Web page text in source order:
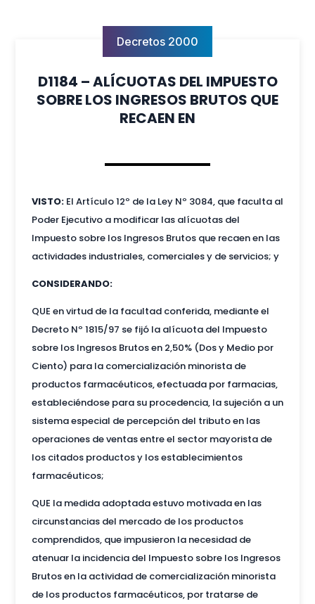
Decretos 2000
D1184 – ALÍCUOTAS DEL IMPUESTO
SOBRE LOS INGRESOS BRUTOS QUE
RECAEN EN
VISTO:El Artículo 12º de la Ley Nº 3084, que faculta al
Poder Ejecutivo a modificar las alícuotas del
Impuesto sobre los Ingresos Brutos que recaen en las
actividades industriales, comerciales y de servicios; y
CONSIDERANDO:
QUE en virtud de la facultad conferida, mediante el
Decreto Nº 1815/97 se fijó la alícuota del Impuesto
sobre los Ingresos Brutos en 2,50% (Dos y Medio por
Ciento) para la comercialización minorista de
productos farmacéuticos, efectuada por farmacias,
estableciéndose para su procedencia, la sujeción a un
sistema especial de percepción del tributo en las
operaciones de ventas entre el sector mayorista de
los citados productos y los establecimientos
farmacéuticos;
QUE la medida adoptada estuvo motivada en las
circunstancias del mercado de los productos
comprendidos, que impusieron la necesidad de
atenuar la incidencia del Impuesto sobre los Ingresos
Brutos en la actividad de comercialización minorista
de los productos farmacéuticos, por tratarse de